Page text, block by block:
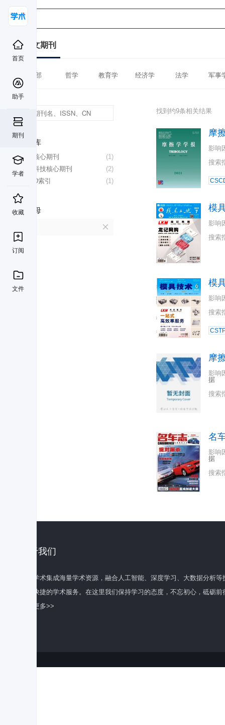
首页
助手
期刊
学者
收藏
订阅
文件
中文期刊
全部 哲学 教育学 经济学 法学 军事
数据库
(1)
北大核心期刊
(2)
中国科技核心期刊
(1)
CSCD索引
首字母
找到约9条相关结果
摩
影响
搜索
模
影响
搜索
模
影响
搜索
摩
影响
据
搜索
名
影响
据
搜索
关于我们
百度学术集成海量学术资源，融合人工智能、深度学习、大数据分析
全面快捷的学术服务。在这里我们保持学习的态度，不忘初心，砥砺前
了解更多>>